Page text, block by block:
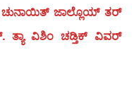
ಚುನಾಯಿತ್ ಜಾಲ್ಲೊಯ್ ತರ್
ತ್ಯಾ ವಿಶಿಂ ಚಡ್ತಿಕ್ ವಿವರ್